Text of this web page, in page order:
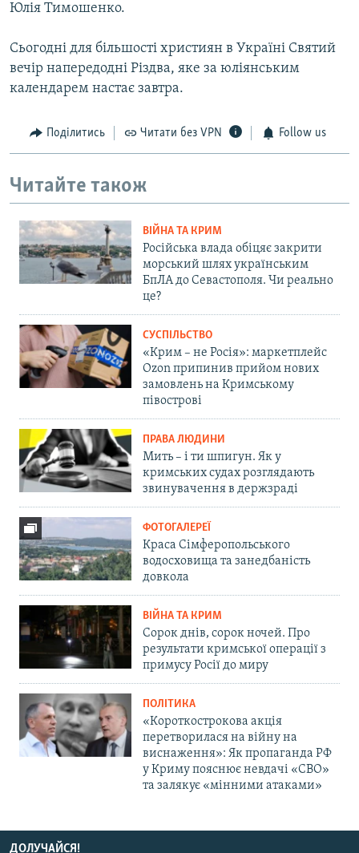
Юлія Тимошенко.
Сьогодні для більшості християн в Україні Святий
вечір напередодні Різдва, яке за юліянським
календарем настає завтра.
Поділитись Читати без VPN Follow us
Читайте також
ВІЙНА ТА КРИМ
Російська влада обіцяє закрити
морський шлях українським
БпЛА до Севастополя. Чи реально
це?
СУСПІЛЬСТВО
«Крим – не Росія»: маркетплейс
Ozon припинив прийом нових
замовлень на Кримському
півострові
ПРАВА ЛЮДИНИ
Мить – і ти шпигун. Як у
кримських судах розглядають
звинувачення в держзраді
ФОТОГАЛЕРЕЇ
Краса Сімферопольського
водосховища та занедбаність
довкола
ВІЙНА ТА КРИМ
Сорок днів, сорок ночей. Про
результати кримської операції з
примусу Росії до миру
ПОЛІТИКА
«Короткострокова акція
перетворилася на війну на
виснаження»: Як пропаганда РФ
у Криму пояснює невдачі «СВО»
та залякує «мінними атаками»
ДОЛУЧАЙСЯ!